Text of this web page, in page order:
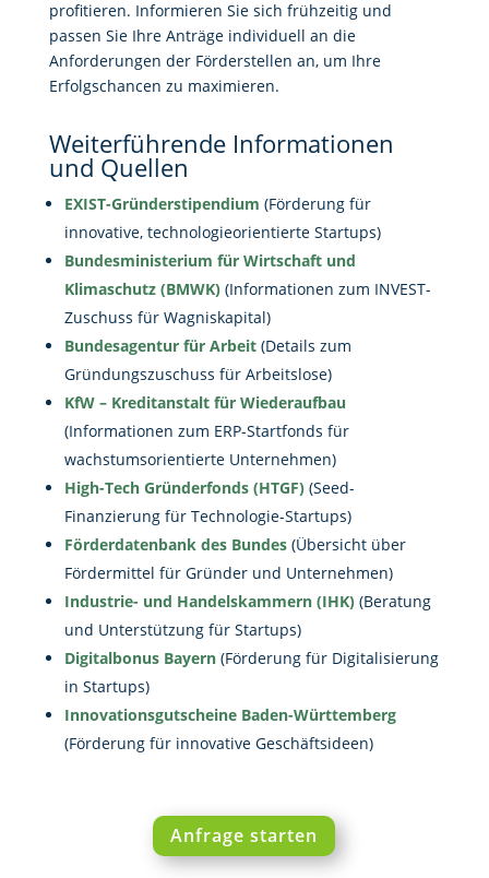
profitieren. Informieren Sie sich frühzeitig und
passen Sie Ihre Anträge individuell an die
Anforderungen der Förderstellen an, um Ihre
Erfolgschancen zu maximieren.
Weiterführende Informationen
und Quellen
EXIST-Gründerstipendium (Förderung für
innovative, technologieorientierte Startups)
Bundesministerium für Wirtschaft und
Klimaschutz (BMWK)(Informationen zum INVEST-
Zuschuss für Wagniskapital)
Bundesagentur für Arbeit(Details zum
Gründungszuschuss für Arbeitslose)
KfW – Kreditanstalt für Wiederaufbau
(Informationen zum ERP-Startfonds für
wachstumsorientierte Unternehmen)
High-Tech Gründerfonds (HTGF)(Seed-
Finanzierung für Technologie-Startups)
Förderdatenbank des Bundes(Übersicht über
Fördermittel für Gründer und Unternehmen)
Industrie- und Handelskammern (IHK)(Beratung
und Unterstützung für Startups)
Digitalbonus Bayern(Förderung für Digitalisierung
in Startups)
Innovationsgutscheine Baden-Württemberg
(Förderung für innovative Geschäftsideen)
Anfrage starten